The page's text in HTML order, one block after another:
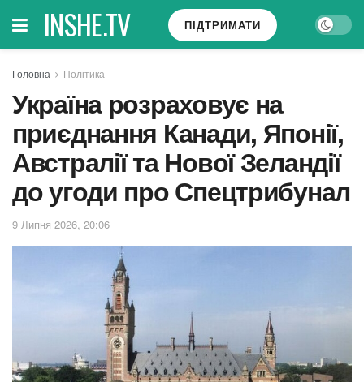
INSHE.TV ПІДТРИМАТИ
Головна Політика
Україна розраховує на
приєднання Канади, Японії,
Австралії та Нової Зеландії
до угоди про Спецтрибунал
9 Липня 2026, 20:06